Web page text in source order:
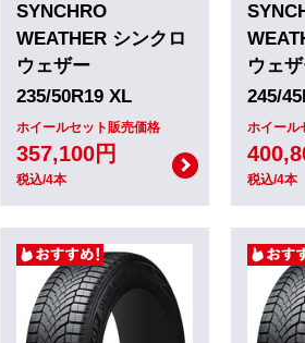
SYNCHRO
WEATHER シンクロ
ウェザー
235/50R19 XL
ホイールセット販売価格
357,100円
税込/4本
ウェ
245/
ホイール
税込/4本